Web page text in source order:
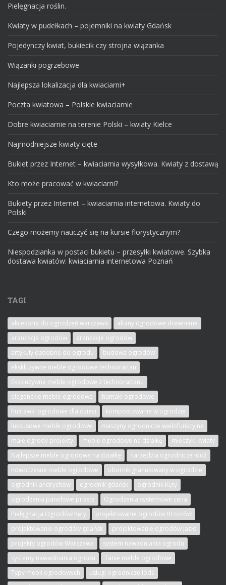
Pielęgnacja roślin.
Kwiaty w pudełkach – pojemniki na kwiaty Gdańsk
Pojedynczy kwiat, bukiecik czy strojna wiązanka
Wiązanki pogrzebowe
Najlepsza lokalizacja dla kwiaciarni+
Poczta kwiatowa – Polskie kwiaciarnie
Dobre kwiaciarnie na terenie Polski – kwiaty Kielce
Najmodniejsze kwiaty cięte
Bukiet przez Internet – kwiaciarnia wysyłkowa. Kwiaty z dostawą
Kto może pracować w kwiaciarni?
Bukiety przez Internet – kwiaciarnia internetowa. Kwiaty do
Polski
Czego możemy nauczyć się na kursie florystycznym?
Niespodzianka w postaci bukietu – przesyłki kwiatowe. Szybka
dostawa kwiatów: kwiaciarnia internetowa Poznań
TAGI
akcesoria do ogrodzeń warszawa
altany ogrodowe drewniane
aranżacja ogrodów
aranżacje ogrodów
artykuły ozdobne do ogrodu
budowa ogrodów
ekskluzywne meble ogrodowe technorattan
Ekskluzywne meble ogrodowe z technorattanu
eleganckie meble ogrodowe
hamaki ogrodowe
huśtawki ogrodowe dla dzieci
kompostowanie w ogrodzie
luksusowe meble ogrodowe
maszyny ogrodnicze wielofunkcyjne
małe ogrody projekty
meble ogrodowe na działkę
mieczyki kwiaty
Najlepsze meble ogrodowe na działkę
narzędzia ogrodnicze łódź
nowoczesne meble ogrodowe
obornik granulowany w ogrodzie
ogrodnik andrychów
ogrodnik gdańsk
ogrodnik Kęty
ogrodzenia panelowe proste
Ogrodzenia systemowe cena
Pielęgnacja Ogrodów Kęty
projektowanie ogrodów Brzozów
projektowanie ogrodów gdańsk
projektowanie ogrodów Jasło
projekty ogrodów Warszawa
system nawadniania ogrodu
systemy nawadniania ogrodu
Tanie meble ogrodowe
Typy mebli ogrodowych
usługi ogrodnicze łódź